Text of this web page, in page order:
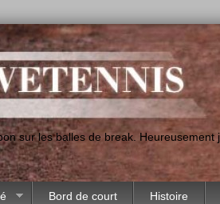
sur les balles de break.
Bord de court Histoire